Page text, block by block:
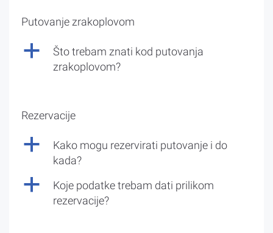
Putovanje zrakoplovom
a
Što trebam znati kod putovanja
zrakoplovom?
Rezervacije
a
Kako mogu rezervirati putovanje i do
kada?
a
Koje podatke trebam dati prilikom
rezervacije?